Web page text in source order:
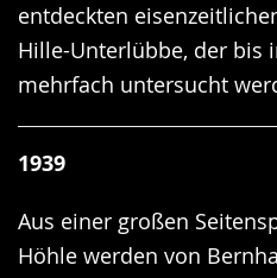
entdeckten
Hille-Unterlübbe, der bis
mehrfach untersucht
1939
Aus einer großen
Höhle werden von